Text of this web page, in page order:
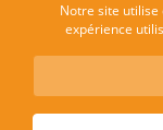
Notre site utilise
expérience